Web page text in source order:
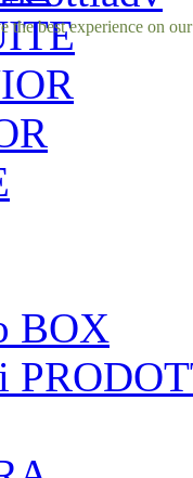
BOX
the best experience on